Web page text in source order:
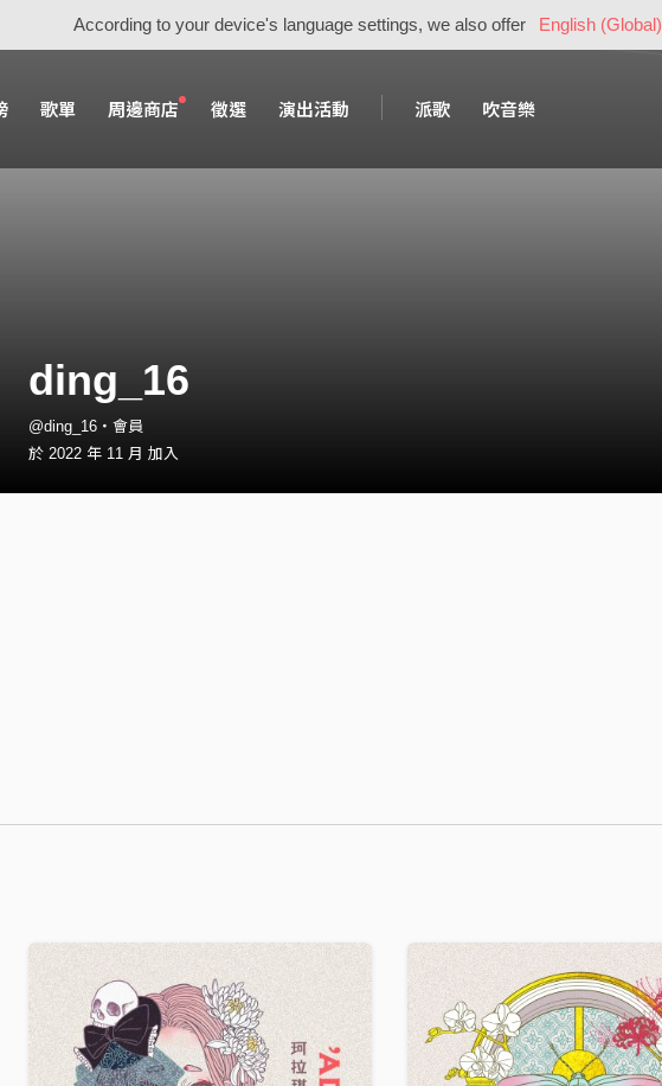
According to your device's language settings, we also offer English (Global)
歌單 周邊商店 徵選 演出活動 派歌 吹音樂
ding_16
@ding_16・會員
於 2022 年 11 月 加入